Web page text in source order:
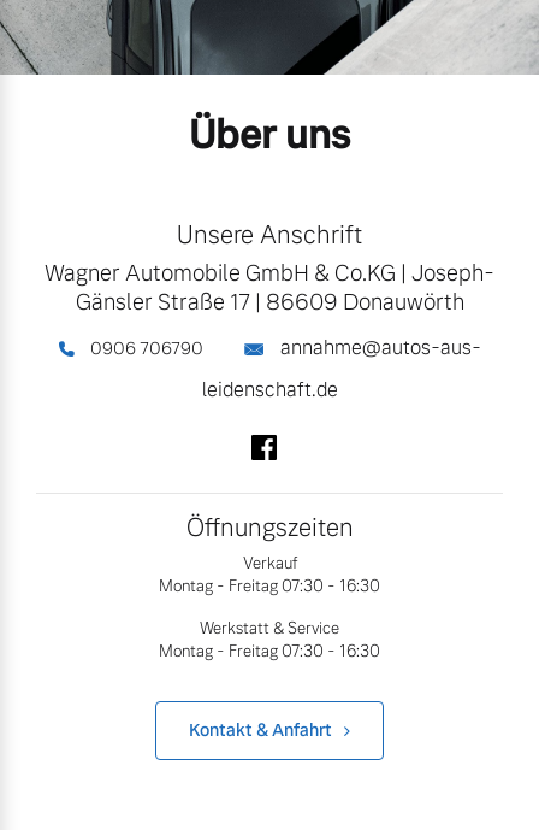
Gebrauchtwagen
Aktuelle Zubehörangebote
Aktuelle Serviceangebote
Service by Volvo
Unsere News & Events
Über uns
Unsere Anschrift
Wagner Automobile GmbH & Co.KG | Joseph-
Gänsler Straße 17| 86609 Donauwörth
0906 706790
annahme@autos-aus-
leidenschaft.de
Folgen Sie uns auf Facebook
Öffnungszeiten
Verkauf
Montag - Freitag 07:30 - 16:30
Werkstatt & Service
Montag - Freitag 07:30 - 16:30
Kontakt & Anfahrt